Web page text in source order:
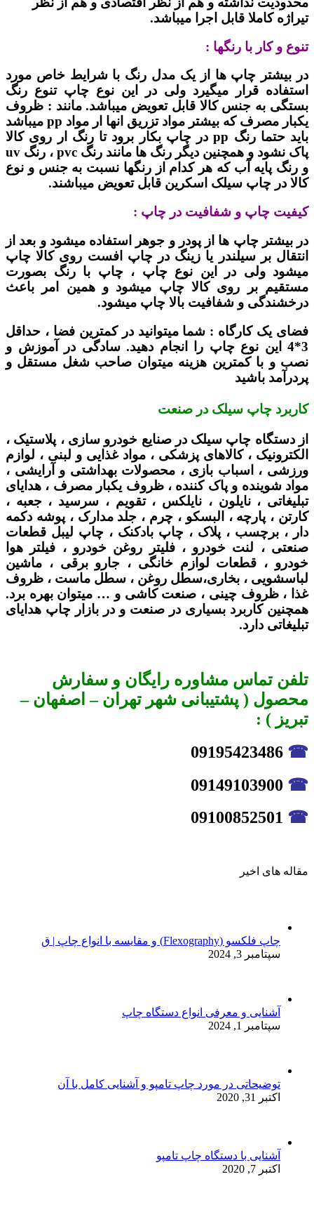
تیراژه کاملا قابل اجرا میباشد.
تنوع و کار با رنگها :
در بیشتر چاپ ها از یک مدل رنگ با شرایط خاص مورد
استفاده قرار میگیرد ولی در این نوع چاپ تنوع رنگ
بستگی به جنس کالا قابل تعویض میباشد. مانند : ظروف
یکبار مصرف که بیشتر مواد تزریق انها ار مواد pp میباشد
باید حتما رنگ pp در چاپ بکار برود تا رنگ ار روی کالا
پاک نشود و همچنین دیگر رنگ ها مانند رنگ pvc ، رنگ uv
و رنگ پایه آب که هر کدام از رنگها نسبت به جنس و نوع
کالا در چاپ سیلک اسکرین قابل تعویض میباشند.
کیفیت چاپ و شفافیت در چاپ :
در بیشتر چاپ ها از پودر و جوهر استفاده میشود و بعد از
انتقال بر سیلندر یا زینگ در چاپ افست روی کالا چاپ
میشود ولی در این نوع چاپ ، چاپ با رنگ بصورت
مستقیم بر روی کالا چاپ میشود و همین امر باعث
درخشندگی و شفافیت بالا چاپ میشود.
فضای یک کارگاه : شما میتوانید در کمترین فضا ، حداقل
3*4 این نوع چاپ را انجام دهید. سادگی در آموزش و
نصب و با کمترین هزینه میتوان صاحب شغل مستقل و
پردرآمد باشید
کاربرد چاپ سیلک در صنعت
از دستگاه چاپ سیلک در صنایع خودرو سازی ، پلاستیک ،
الکترونیک ، کالاهای پزشکی ، مواد غذایی و لبنی ، لوازم
ورزشی ، اسباب بازی ، محصولات بهداشتی و آرایشی ،
مواد شوینده و پاک کننده ، ظروف یکبار مصرف ، هدایای
تبلیغاتی ، نایلون ، نایلکس ، تقویم ، سرسید ، جعبه ،
کارتن ، پارچه ، البسکو ، چرم ، جلد مدارک ، پوشه دکمه
دار ، برچسب ، پلاک ، چاپ بادکنک ، چاپ لیبل قطعات
صنعتی ، لنت خودرو ، فلیتر روغن خودرو ، فیلتر هوا
خودرو ، قطعات لوازم خانگی ، جارو برقی ، ماشین
لباسشویی ، بخاری،سطل روغن ، سطل ماست ، ظروف
غذا ، ظروف چینی ، صنعت کاشی و … میتوان بهره برد.
همچنین کاربرد بسیاری در صنعت و در بازار چاپ هدایای
تبلیغاتی دارد.
تلفن تماس مشاوره رایگان و سفارش
محصول ( پشتیبانی شهر تهران – اصفهان –
تبریز ) :
☎
☎
☎
مقاله های اخیر
چاپ فلکسو (Flexography) و مقایسه با انواع چاپ | ق
سپتامبر 3, 2024
آشنایی و معرفی انواع دستگاه چاپ
سپتامبر 1, 2024
توضیحاتی در مورد چاپ تامپو و آشنایی کامل با آن
اکتبر 31, 2020
آشنایی با دستگاه چاپ تامپو
اکتبر 7, 2020